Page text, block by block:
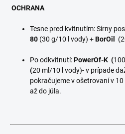
OCHRANA
Tesne pred kvitnutím: Sírny
80 (30 g/10 l vody) +BorOil
Po odkvitnutí:PowerOf-K (
(20 ml/10 l vody)- v prípade
pokračujeme v ošetrovaní v
až do júla.